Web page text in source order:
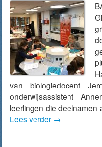
van biologiedocent
onderwijsassistent
leerlingen die
Lees verder →